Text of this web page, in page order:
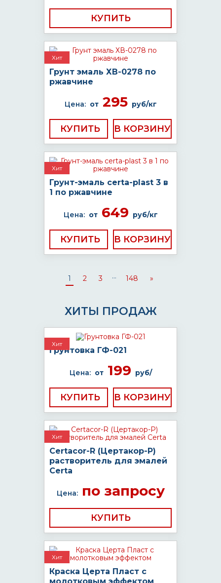
КУПИТЬ
Хит
Грунт эмаль ХВ-0278 по
ржавчине
Цена: от295 руб/кг
КУПИТЬ
Хит
Грунт-эмаль certa-plast 3 в
1 по ржавчине
Цена: от649 руб/кг
КУПИТЬ
1 2 3 ... 148 »
ХИТЫ ПРОДАЖ
Хит
Грунтовка ГФ-021
Цена: от199 руб/
КУПИТЬ
Хит
Certacor-R (Цертакор-Р)
растворитель для эмалей
Certa
Цена:по запросу
КУПИТЬ
Хит
Краска Церта Пласт с